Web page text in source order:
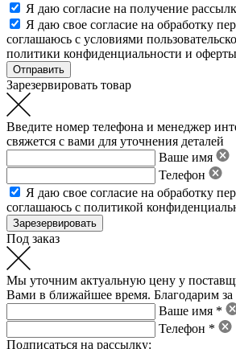
Я даю согласие на получение
Я даю свое согласие на обработку
соглашаюсь с условиями
политики конфиденциальности и оферты
Зарезервировать товар
Введите номер телефона и менеджер
свяжется с вами для уточнения деталей
Ваше имя
Телефон
Я даю свое согласие на обработку
соглашаюсь с политикой
Под заказ
Мы уточним актуальную цену у
Вами в ближайшее время. Благодарим за
Ваше имя *
Телефон *
Подписаться на рассылку: